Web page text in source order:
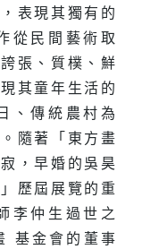
表現其獨有的
從民間藝術取
張、質樸、鮮
其童年生活的
、傳統農村為
隨著「東方畫
，早婚的吳昊
歷屆展覽的重
李仲生過世之
基金會的董事